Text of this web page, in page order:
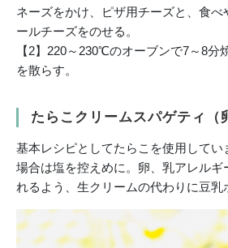
ネーズをかけ、ピザ用チーズと、食
ールチーズをのせる。
【2】220～230℃のオーブンで7～8分
を散らす。
たらこクリームスパゲティ（
基本レシピとしてたらこを使用してい
場合は塩を控えめに。卵、乳アレルギ
れるよう、生クリームの代わりに豆乳